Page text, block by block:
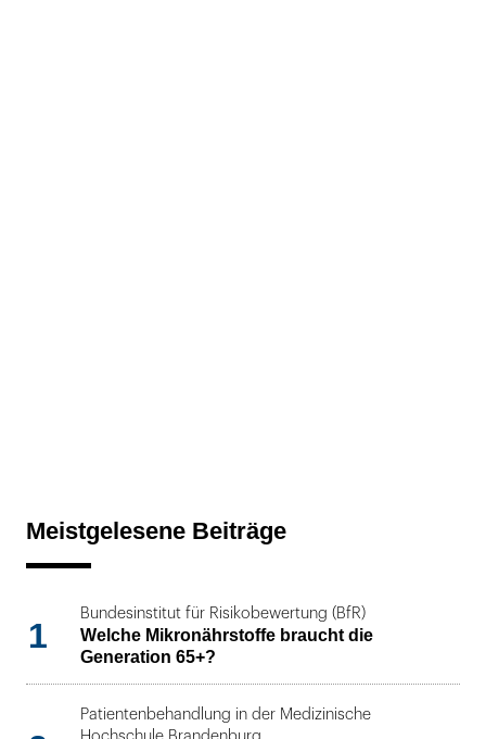
Meistgelesene Beiträge
1
Bundesinstitut für Risikobewertung (BfR)
Welche Mikronährstoffe braucht die
Generation 65+?
Patientenbehandlung in der Medizinische